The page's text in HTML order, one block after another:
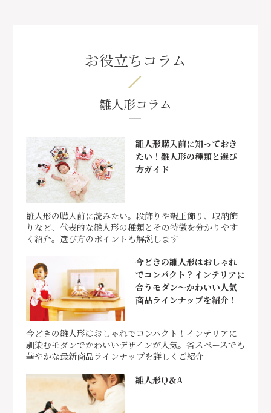
お役立ちコラム
雛人形コラム
雛人形購入前に知っておき
たい！雛人形の種類と選び
方ガイド
雛人形の購入前に読みたい。段飾りや親王飾り、収納飾
りなど、代表的な雛人形の種類とその特徴を分かりやす
く紹介。選び方のポイントも解説します
今どきの雛人形はおしゃれ
でコンパクト？インテリアに
合うモダン～かわいい人気
商品ラインナップを紹介！
今どきの雛人形はおしゃれでコンパクト！インテリアに
馴染むモダンでかわいいデザインが人気。省スペースでも
華やかな最新商品ラインナップを詳しくご紹介
雛人形Q＆A